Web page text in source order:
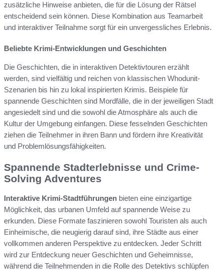
zusätzliche Hinweise anbieten, die für die Lösung der Rätsel
entscheidend sein können. Diese Kombination aus Teamarbeit
und interaktiver Teilnahme sorgt für ein unvergessliches Erlebnis.
Beliebte Krimi-Entwicklungen und Geschichten
Die Geschichten, die in interaktiven Detektivtouren erzählt
werden, sind vielfältig und reichen von klassischen Whodunit-
Szenarien bis hin zu lokal inspirierten Krimis. Beispiele für
spannende Geschichten sind Mordfälle, die in der jeweiligen Stadt
angesiedelt sind und die sowohl die Atmosphäre als auch die
Kultur der Umgebung einfangen. Diese fesselnden Geschichten
ziehen die Teilnehmer in ihren Bann und fördern ihre Kreativität
und Problemlösungsfähigkeiten.
Spannende Stadterlebnisse und Crime-
Solving Adventures
Interaktive Krimi-Stadtführungen bieten eine einzigartige
Möglichkeit, das urbanen Umfeld auf spannende Weise zu
erkunden. Diese Formate faszinieren sowohl Touristen als auch
Einheimische, die neugierig darauf sind, ihre Städte aus einer
vollkommen anderen Perspektive zu entdecken. Jeder Schritt
wird zur Entdeckung neuer Geschichten und Geheimnisse,
während die Teilnehmenden in die Rolle des Detektivs schlüpfen